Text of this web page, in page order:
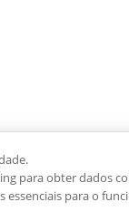
para obter dados
essenciais para o